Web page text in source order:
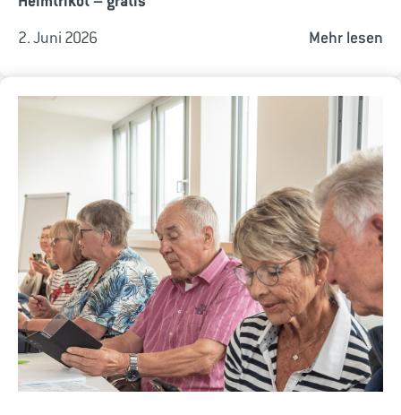
2. Juni 2026 Mehr lesen